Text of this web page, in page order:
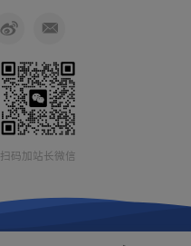
扫码加站长微信